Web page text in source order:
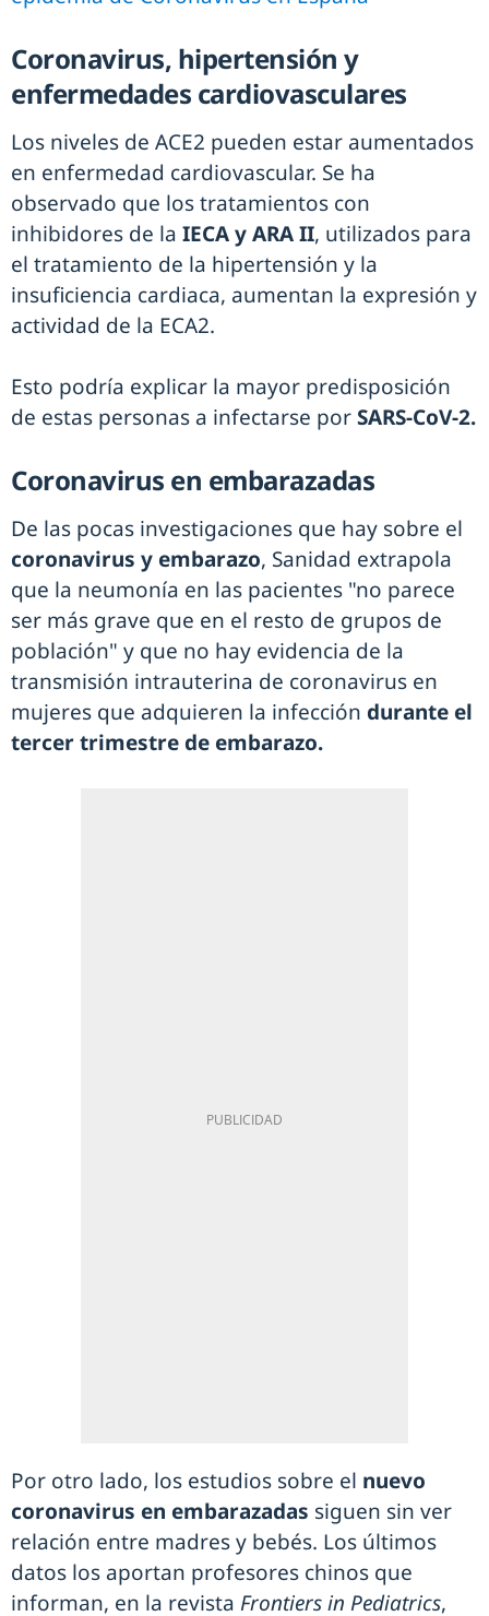
Coronavirus, hipertensión y
enfermedades cardiovasculares
Los niveles de ACE2 pueden estar aumentados
en enfermedad cardiovascular. Se ha
observado que los tratamientos con
inhibidores de la IECA y ARA II, utilizados para
el tratamiento de la hipertensión y la
insuficiencia cardiaca, aumentan la expresión y
actividad de la ECA2.
Esto podría explicar la mayor predisposición
de estas personas a infectarse porSARS-CoV-2.
Coronavirus en embarazadas
De las pocas investigaciones que hay sobre el
coronavirus y embarazo, Sanidad extrapola
que la neumonía en las pacientes "no parece
ser más grave que en el resto de grupos de
población" y que no hay evidencia de la
transmisión intrauterina de coronavirus en
mujeres que adquieren la infección durante el
tercer trimestre de embarazo.
Por otro lado, los estudios sobre el nuevo
coronavirus en embarazadas siguen sin ver
relación entre madres y bebés. Los últimos
datos los aportan profesores chinos que
informan, en la revista Frontiers in Pediatrics,